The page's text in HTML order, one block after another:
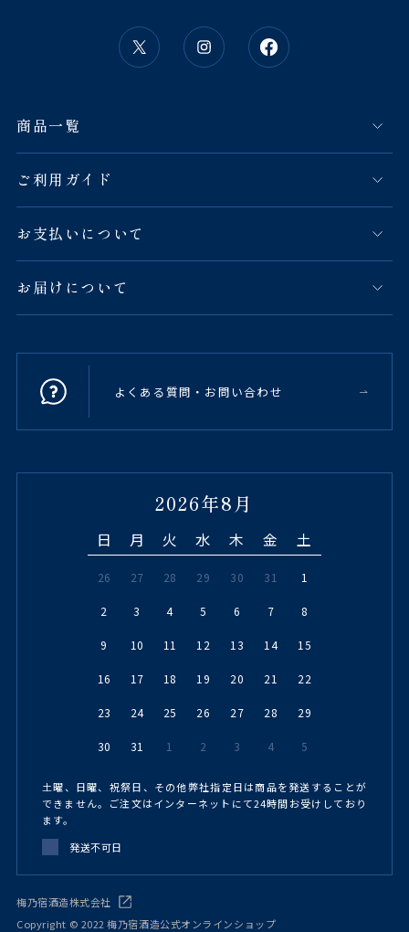
商品一覧
ご利用ガイド
お支払いについて
お届けについて
よくある質問・お問い合わせ
2026年8月
日 月 火 水 木 金 土
26 27 28 29 30 31 1
2 3 4 5 6 7 8
9 10 11 12 13 14 15
16 17 18 19 20 21 22
23 24 25 26 27 28 29
30 31 1 2 3 4 5
土曜、日曜、祝祭日、その他弊社指定日は商品を発送することが
できません。ご注文はインターネットにて24時間お受けしており
ます。
発送不可日
梅乃宿酒造株式会社
Copyright © 2022 梅乃宿酒造公式オンラインショップ